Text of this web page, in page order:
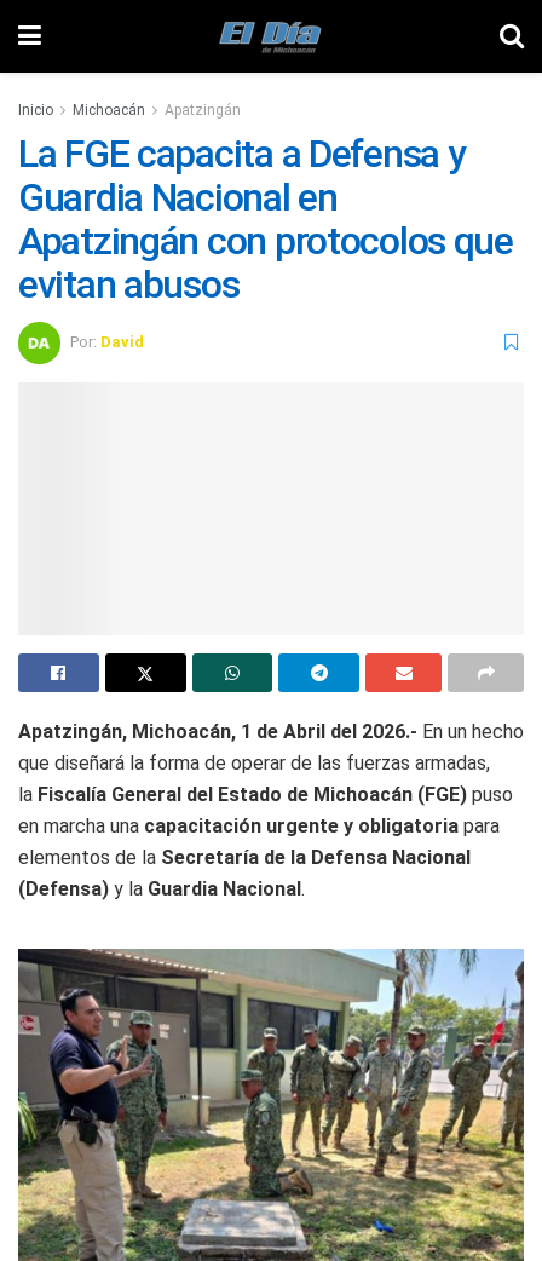
Inicio Michoacán Apatzingán
La FGE capacita a Defensa y
Guardia Nacional en
Apatzingán con protocolos que
evitan abusos
Por: David
Apatzingán, Michoacán, 1 de Abril del 2026.- En un hecho
que diseñará la forma de operar de las fuerzas armadas,
la Fiscalía General del Estado de Michoacán (FGE) puso
en marcha una capacitación urgente y obligatoria para
elementos de la Secretaría de la Defensa Nacional
(Defensa) y la Guardia Nacional.